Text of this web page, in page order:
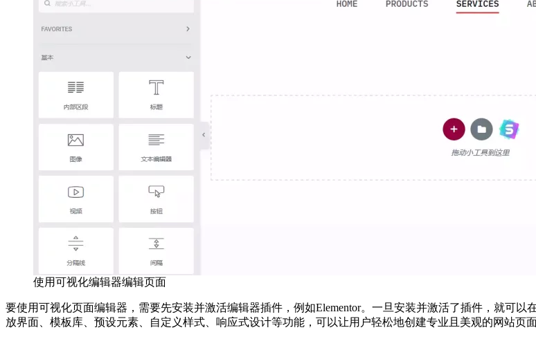
使用可视化编辑器编辑页面
要使用可视化页面编辑器，需要先安装并激活编辑器插件，例如Elementor。一旦安装并激活了插件，就可
放界面、模板库、预设元素、自定义样式、响应式设计等功能，可以让用户轻松地创建专业且美观的网站页面